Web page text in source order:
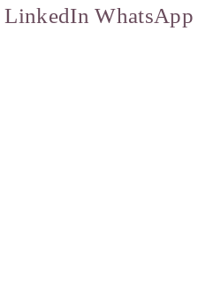
LinkedIn WhatsApp